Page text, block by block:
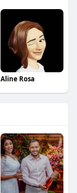
Aline Rosa